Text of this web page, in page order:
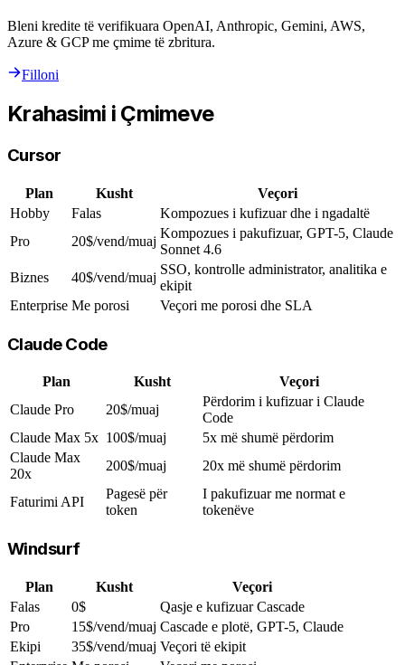
Bleni kredite të verifikuara OpenAI, Anthropic, Gemini, AWS,
Azure & GCP me çmime të zbritura.
Filloni
Krahasimi i Çmimeve
Cursor
Plan Kusht
Veçori
Hobby
Falas
Kompozues i kufizuar dhe i ngadaltë
Pro
20$/vend/muaj
Kompozues i pakufizuar, GPT-5, Claude
Sonnet 4.6
Biznes
40$/vend/muaj
SSO, kontrolle administrator, analitika e
ekipit
Enterprise Me porosi Veçori me porosi dhe SLA
Claude Code
Plan Kusht
Veçori
Claude Pro
20$/muaj
Përdorim i kufizuar i Claude
Code
Claude Max 5x 100$/muaj
5x më shumë përdorim
Claude Max
20x
200$/muaj 20x më shumë përdorim
Faturimi API
Pagesë për
token
I pakufizuar me normat e
tokenëve
Windsurf
Plan Kusht
Veçori
Falas
0$
Qasje e kufizuar Cascade
Pro
15$/vend/muaj Cascade e plotë, GPT-5, Claude
Ekipi
35$/vend/muaj Veçori të ekipit